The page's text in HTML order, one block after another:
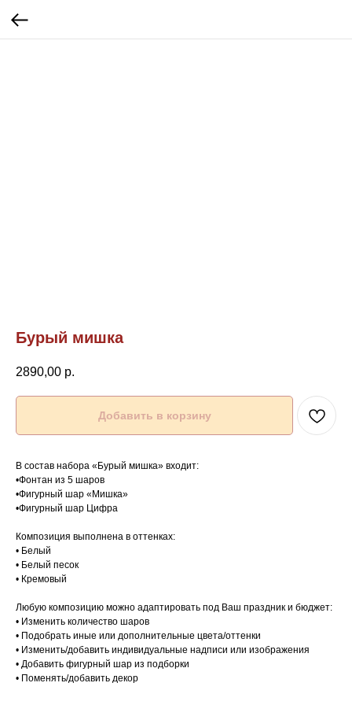
Бурый мишка
2890,00 р.
Добавить в корзину
В состав набора «Бурый мишка» входит:
•Фонтан из 5 шаров
•Фигурный шар «Мишка»
•Фигурный шар Цифра
Композиция выполнена в оттенках:
• Белый
• Белый песок
• Кремовый
Любую композицию можно адаптировать под Ваш праздник и бюджет:
• Изменить количество шаров
• Подобрать иные или дополнительные цвета/оттенки
• Изменить/добавить индивидуальные надписи или изображения
• Добавить фигурный шар из подборки
• Поменять/добавить декор